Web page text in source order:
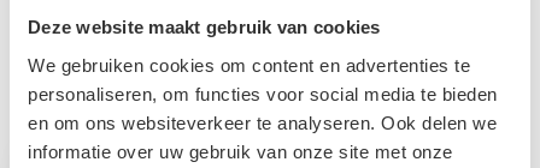
Deze website maakt gebruik van cookies
We gebruiken cookies om content en advertenties te
personaliseren, om functies voor social media te bieden
en om ons websiteverkeer te analyseren. Ook delen we
informatie over uw gebruik van onze site met onze
Recent bekeken